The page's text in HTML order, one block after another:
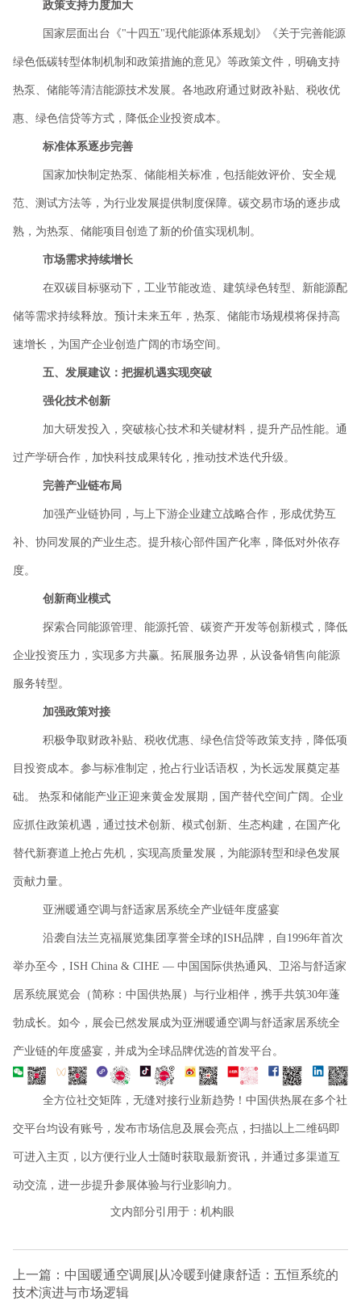
政策支持力度加大
国家层面出台《"十四五"现代能源体系规划》《关于完善能源
绿色低碳转型体制机制和政策措施的意见》等政策文件，明确支持
热泵、储能等清洁能源技术发展。各地政府通过财政补贴、税收优
惠、绿色信贷等方式，降低企业投资成本。
标准体系逐步完善
国家加快制定热泵、储能相关标准，包括能效评价、安全规
范、测试方法等，为行业发展提供制度保障。碳交易市场的逐步成
熟，为热泵、储能项目创造了新的价值实现机制。
市场需求持续增长
在双碳目标驱动下，工业节能改造、建筑绿色转型、新能源配
储等需求持续释放。预计未来五年，热泵、储能市场规模将保持高
速增长，为国产企业创造广阔的市场空间。
五、发展建议：把握机遇实现突破
强化技术创新
加大研发投入，突破核心技术和关键材料，提升产品性能。通
过产学研合作，加快科技成果转化，推动技术迭代升级。
完善产业链布局
加强产业链协同，与上下游企业建立战略合作，形成优势互
补、协同发展的产业生态。提升核心部件国产化率，降低对外依存
度。
创新商业模式
探索合同能源管理、能源托管、碳资产开发等创新模式，降低
企业投资压力，实现多方共赢。拓展服务边界，从设备销售向能源
服务转型。
加强政策对接
积极争取财政补贴、税收优惠、绿色信贷等政策支持，降低项
目投资成本。参与标准制定，抢占行业话语权，为长远发展奠定基
础。 热泵和储能产业正迎来黄金发展期，国产替代空间广阔。企业
应抓住政策机遇，通过技术创新、模式创新、生态构建，在国产化
替代新赛道上抢占先机，实现高质量发展，为能源转型和绿色发展
贡献力量。
亚洲暖通空调与舒适家居系统全产业链年度盛宴
沿袭自法兰克福展览集团享誉全球的ISH品牌，自1996年首次
举办至今，ISH China & CIHE — 中国国际供热通风、卫浴与舒适家
居系统展览会（简称：中国供热展）与行业相伴，携手共筑30年蓬
勃成长。如今，展会已然发展成为亚洲暖通空调与舒适家居系统全
产业链的年度盛宴，并成为全球品牌优选的首发平台。
全方位社交矩阵，无缝对接行业新趋势！中国供热展在多个社
交平台均设有账号，发布市场信息及展会亮点，扫描以上二维码即
可进入主页，以方便行业人士随时获取最新资讯，并通过多渠道互
动交流，进一步提升参展体验与行业影响力。
文内部分引用于：机构眼
上一篇：中国暖通空调展|从冷暖到健康舒适：五恒系统的
技术演进与市场逻辑